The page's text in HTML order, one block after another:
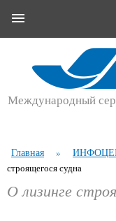
Международный
Главная »
строящегося судна
О лизинге